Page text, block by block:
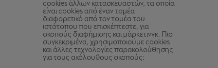
cookies άλλων κατασκευαστών, τα οποία
είναι cookies από έναν τομέα
διαφορετικό από τον τομέα του
ιστότοπου που επισκέπτεστε, για
σκοπούς διαφήμισης και μάρκετινγκ. Πιο
συγκεκριμένα, χρησιμοποιούμε cookies
και άλλες τεχνολογίες παρακολούθησης
για τους ακόλουθους σκοπούς: